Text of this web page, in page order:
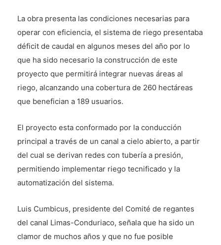
La obra presenta las condiciones necesarias para
operar con eficiencia, el sistema de riego presentaba
déficit de caudal en algunos meses del año por lo
que ha sido necesario la construcción de este
proyecto que permitirá integrar nuevas áreas al
riego, alcanzando una cobertura de 260 hectáreas
que benefician a 189 usuarios.
El proyecto esta conformado por la conducción
principal a través de un canal a cielo abierto, a partir
del cual se derivan redes con tubería a presión,
permitiendo implementar riego tecnificado y la
automatización del sistema.
Luis Cumbicus, presidente del Comité de regantes
del canal Limas-Conduriaco, señala que ha sido un
clamor de muchos años y que no fue posible